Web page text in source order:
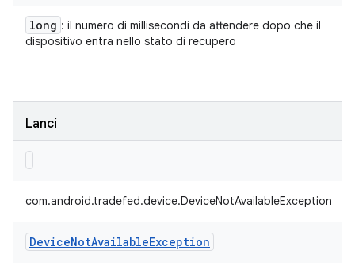
long : il numero di millisecondi da attendere dopo che il
dispositivo entra nello stato di recupero
Lanci
com.android.tradefed.device.DeviceNotAvailableException
DeviceNotAvailableException